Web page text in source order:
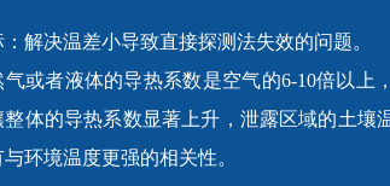
：解决温差小导致直接探测法失效的问题。
气或者液体的导热系数是空气的6-10倍以上
整体的导热系数显著上升，泄露区域的土壤
环境温度更强的相关性。